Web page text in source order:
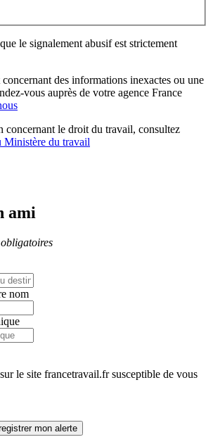
le signalement abusif est strictement
des informations inexactes ou une
vous auprès de votre agence France
concernant le droit du travail, consultez
Ministère du travail
ami
nom
le site francetravail.fr susceptible de vous
mon alerte